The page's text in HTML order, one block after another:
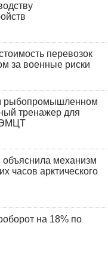
перевозок
за военные риски
рыбопромышленном
тренажер для
ЭМЦТ
механизм
часов арктического
на 18% по